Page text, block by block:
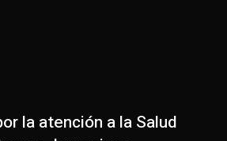
la atención a la Salud